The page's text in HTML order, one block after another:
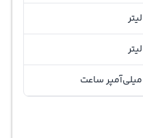
لیتر
لیتر
ميلي‌آمپر ساعت